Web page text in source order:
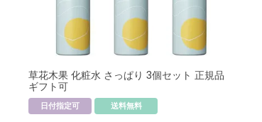
草花木果 化粧水 さっぱり 3個セット 正規品
ギフト可
日付指定可 送料無料